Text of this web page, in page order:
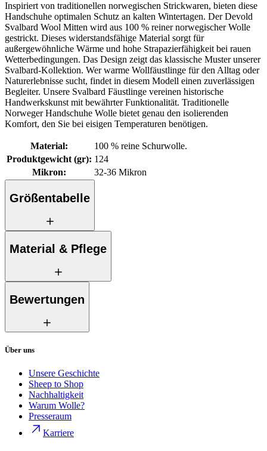
Inspiriert von traditionellen norwegischen Strickwaren, bieten diese
Handschuhe optimalen Schutz an kalten Wintertagen. Der Devold
Svalbard Wool Mitten wird aus 100 % reiner norwegischer Wolle
gestrickt. Dieses widerstandsfähige Material sorgt für
außergewöhnliche Wärme und hohe Strapazierfähigkeit bei rauen
Wetterbedingungen. Das Design zeigt das klassische Muster unserer
Svalbard-Kollektion. Wer warme Wollfäustlinge für den Alltag oder
Naturerlebnisse sucht, findet in diesem Modell einen zuverlässigen
Begleiter. Unsere Svalbard Fäustlinge vereinen historische
Handwerkskunst mit bewährter Funktionalität. Traditionelle
Norweger Handschuhe Wolle bietet genau den isolierenden
Komfort, den Sie bei eisigen Temperaturen benötigen.
Material:
100 % reine Schurwolle.
Produktgewicht (gr): 124
Mikron: 32-36 Mikron
Größentabelle
Material & Pflege
Bewertungen
Über uns
Unsere Geschichte
Sheep to Shop
Nachhaltigkeit
Warum Wolle?
Presseraum
Karriere